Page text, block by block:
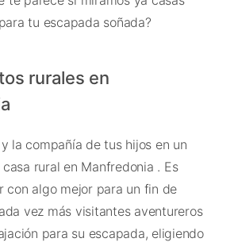
tu escapada soñada?
rurales en
la compañía de tus hijos en un
rural en Manfredonia . Es
con algo mejor para un fin de
vez más visitantes aventureros
para su escapada, eligiendo